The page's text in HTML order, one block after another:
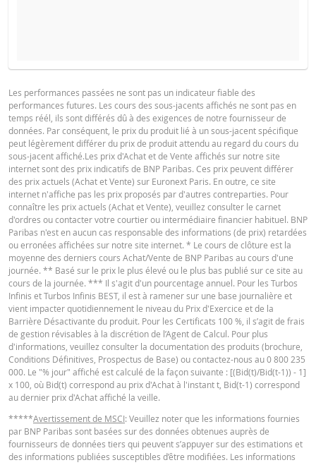
COURS DU SOUS-JACENT ATTENDU À L'ÉCHÉANCE
SITUATION
ACTUELLE
NOUVELLE
SITUATION
La Borne Basse a été atteinte
pendant la vie du produit
Prix du
produit
- -
La Borne Basse n'a jamais été
atteinte pendant la vie du
produit
Prix du
produit
- -
BNP Paribas n’agit pas en tant que conseiller juridique ou fiscal, comptable
conseiller en investissement et n’a aucune obligation de fiduciaire à votre
en ce qui concerne le calculateur et / ou en relation avec des transactions
des produits émis par BNP Paribas ou d’autres transactions connexes. Vous
pouvez pas compter sur BNP Paribas pour des conseils en investissement
des recommandations de quelque nature que ce soit. Bien que les prix
soient basés sur des informations jugées fiables, leur exactitude ou leur
exhaustivité n'est pas garantie. BNP Paribas n'offre aucune garantie en ce
PROSPECTUS DE BASE
Français (France)
FINAL TERMS
Français (France)
CONDITIONS DÉFINITIVES RÉSUMÉ
Français (France)
KEY INFORMATION DOCUMENTS
Key Information Document (FR)
QUOTES
Les performances passées ne sont pas un indicateur fiable des
performances futures. Les cours des sous-jacents affichés ne sont pas en
temps réél, ils sont différés dû à des exigences de notre fournisseur de
données. Par conséquent, le prix du produit lié à un sous-jacent spécifique
peut légèrement différer du prix de produit attendu au regard du cours du
sous-jacent affiché.Les prix d'Achat et de Vente affichés sur notre site
internet sont des prix indicatifs de BNP Paribas. Ces prix peuvent différer
des prix actuels (Achat et Vente) sur Euronext Paris. En outre, ce site
internet n'affiche pas les prix proposés par d'autres contreparties. Pour
connaître les prix actuels (Achat et Vente), veuillez consulter le carnet
d'ordres ou contacter votre courtier ou intermédiaire financier habituel. BNP
Paribas n'est en aucun cas responsable des informations (de prix) retardées
ou erronées affichées sur notre site internet. * Le cours de clôture est la
moyenne des derniers cours Achat/Vente de BNP Paribas au cours d'une
journée. ** Basé sur le prix le plus élevé ou le plus bas publié sur ce site au
cours de la journée. *** Il s'agit d'un pourcentage annuel. Pour les Turbos
Infinis et Turbos Infinis BEST, il est à ramener sur une base journalière et
vient impacter quotidiennement le niveau du Prix d'Exercice et de la
Barrière Désactivante du produit. Pour les Certificats 100 %, il s’agit de frais
de gestion révisables à la discrétion de l’Agent de Calcul. Pour plus
d'informations, veuillez consulter la documentation des produits (brochure,
Conditions Définitives, Prospectus de Base) ou contactez-nous au 0 800 235
000. Le "% jour" affiché est calculé de la façon suivante : [(Bid(t)/Bid(t-1)) - 1]
x 100, où Bid(t) correspond au prix d'Achat à l'instant t, Bid(t-1) correspond
au dernier prix d'Achat affiché la veille.
*****Avertissement de MSCI: Veuillez noter que les informations fournies
par BNP Paribas sont basées sur des données obtenues auprès de
fournisseurs de données tiers qui peuvent s’appuyer sur des estimations et
des informations publiées susceptibles d’être modifiées. Les informations